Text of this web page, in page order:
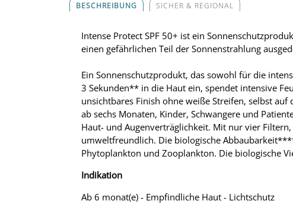
BESCHREIBUNG SICHER & REGIONAL
Intense Protect SPF 50+ ist ein
einen gefährlichen Teil der Sonnenstrahlung
Ein Sonnenschutzprodukt, das sowohl für die
3 Sekunden** in die Haut ein, spendet intensive
unsichtbares Finish ohne weiße Streifen, selbst
ab sechs Monaten, Kinder, Schwangere und
Haut- und Augenverträglichkeit. Mit nur vier
umweltfreundlich. Die biologische
Phytoplankton und Zooplankton. Die biologische
Indikation
Ab 6 monat(e) - Empfindliche Haut - Lichtschutz